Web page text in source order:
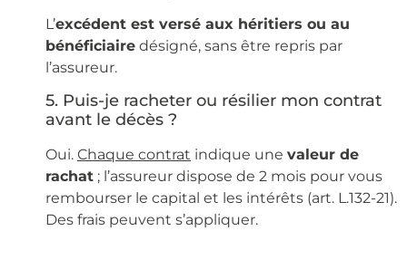
L’excédent est versé aux héritiers ou au
bénéficiaire désigné, sans être repris par
l’assureur.
5. Puis-je racheter ou résilier mon contrat
avant le décès ?
Oui. Chaque contrat indique une valeur de
rachat ; l’assureur dispose de 2 mois pour vous
rembourser le capital et les intérêts (art. L.132-21).
Des frais peuvent s’appliquer.